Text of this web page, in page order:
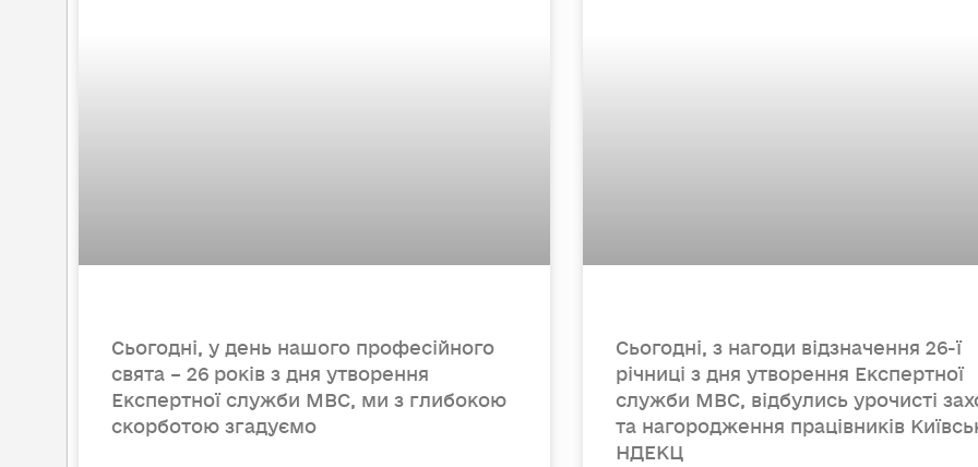
Сьогодні, у день нашого професійного
свята – 26 років з дня утворення
Експертної служби МВС, ми з глибокою
скорботою згадуємо
Сьогодні, з нагоди відзначення 26-ї
річниці з дня утворення Експертної
служби МВС, відбулись урочисті
та нагородження працівників
НДЕКЦ